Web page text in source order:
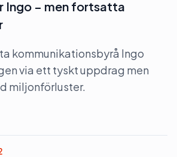
Ingo – men fortsatta
kommunikationsbyrå Ingo
via ett tyskt uppdrag men
miljonförluster.